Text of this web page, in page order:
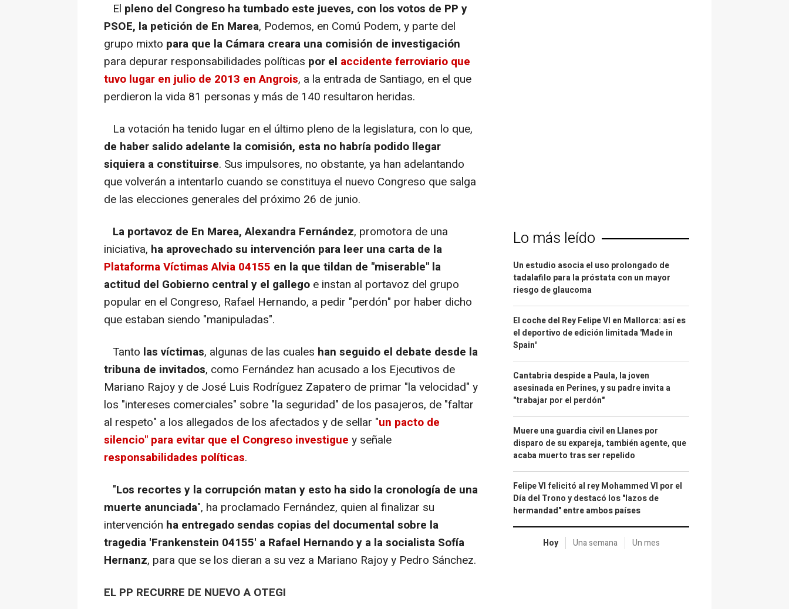
El pleno del Congreso ha tumbado este jueves, con los votos de PP y
PSOE, la petición de En Marea, Podemos, en Comú Podem, y parte del
grupo mixto para que la Cámara creara una comisión de investigación
para depurar responsabilidades políticas por el accidente ferroviario que
tuvo lugar en julio de 2013 en Angrois, a la entrada de Santiago, en el que
perdieron la vida 81 personas y más de 140 resultaron heridas.
La votación ha tenido lugar en el último pleno de la legislatura, con lo que,
de haber salido adelante la comisión, esta no habría podido llegar
siquiera a constituirse. Sus impulsores, no obstante, ya han adelantando
que volverán a intentarlo cuando se constituya el nuevo Congreso que salga
de las elecciones generales del próximo 26 de junio.
La portavoz de En Marea, Alexandra Fernández, promotora de una
iniciativa, ha aprovechado su intervención para leer una carta de la
Plataforma Víctimas Alvia 04155 en la que tildan de "miserable" la
actitud del Gobierno central y el gallego e instan al portavoz del grupo
popular en el Congreso, Rafael Hernando, a pedir "perdón" por haber dicho
que estaban siendo "manipuladas".
Tanto las víctimas, algunas de las cuales han seguido el debate desde la
tribuna de invitados, como Fernández han acusado a los Ejecutivos de
Mariano Rajoy y de José Luis Rodríguez Zapatero de primar "la velocidad" y
los "intereses comerciales" sobre "la seguridad" de los pasajeros, de "faltar
al respeto" a los allegados de los afectados y de sellar "un pacto de
silencio" para evitar que el Congreso investigue y señale
responsabilidades políticas.
"Los recortes y la corrupción matan y esto ha sido la cronología de una
muerte anunciada", ha proclamado Fernández, quien al finalizar su
intervención ha entregado sendas copias del documental sobre la
tragedia 'Frankenstein 04155' a Rafael Hernando y a la socialista Sofía
Hernanz, para que se los dieran a su vez a Mariano Rajoy y Pedro Sánchez.
EL PP RECURRE DE NUEVO A OTEGI
Lo más leído
Un estudio asocia el uso prolongado de
tadalafilo para la próstata con un mayor
riesgo de glaucoma
El coche del Rey Felipe VI en Mallorca: así es
el deportivo de edición limitada 'Made in
Spain'
Cantabria despide a Paula, la joven
asesinada en Perines, y su padre invita a
"trabajar por el perdón"
Muere una guardia civil en Llanes por
disparo de su expareja, también agente, que
acaba muerto tras ser repelido
Felipe VI felicitó al rey Mohammed VI por el
Día del Trono y destacó los "lazos de
hermandad" entre ambos países
Hoy Una semana Un mes